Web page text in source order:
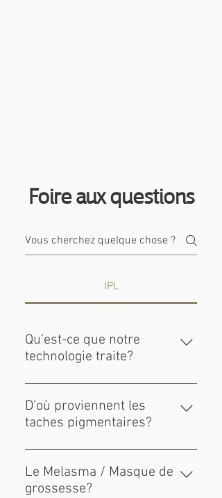
Foire aux questions
IPL
Qu’est-ce que notre
technologie traite?
Les taches pigmentaires, les taches
de rousseur, la rosacée, la
couperose, les vaisseaux
inflammatoire et stimule le
collagène et l’élasticité de la peau.
D’où proviennent les
taches pigmentaires?
Saviez-vous que les taches brunes
se forment à cause d’un excès de
mélanine dû à une grande
Le Melasma / Masque de
grossesse?